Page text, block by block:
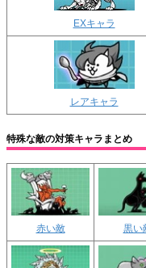
EXキャラ
レアキャラ
特殊な敵の対策キャラまとめ
赤い敵 黒い